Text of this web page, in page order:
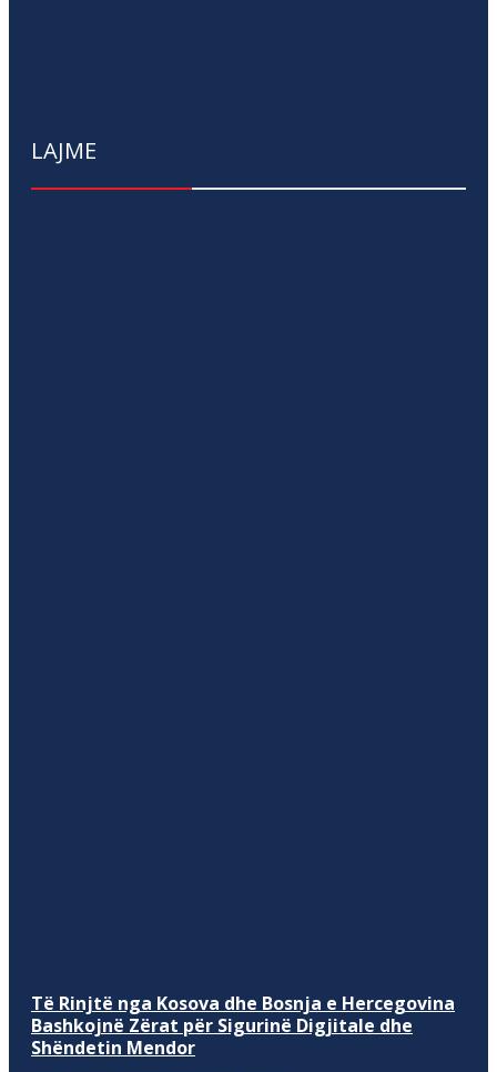
LAJME
Të Rinjtë nga Kosova dhe Bosnja e Hercegovina
Bashkojnë Zërat për Sigurinë Digjitale dhe
Shëndetin Mendor